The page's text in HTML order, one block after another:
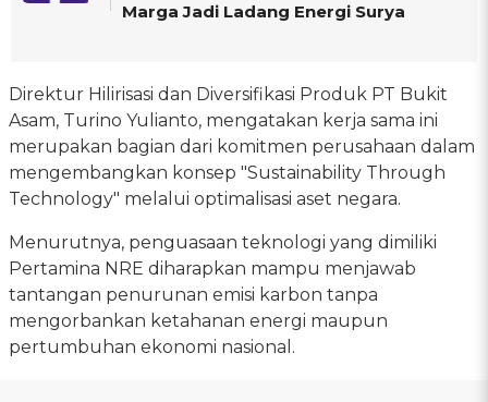
Marga Jadi Ladang Energi Surya
Direktur Hilirisasi dan Diversifikasi Produk PT Bukit
Asam, Turino Yulianto, mengatakan kerja sama ini
merupakan bagian dari komitmen perusahaan dalam
mengembangkan konsep "Sustainability Through
Technology" melalui optimalisasi aset negara.
Menurutnya, penguasaan teknologi yang dimiliki
Pertamina NRE diharapkan mampu menjawab
tantangan penurunan emisi karbon tanpa
mengorbankan ketahanan energi maupun
pertumbuhan ekonomi nasional.